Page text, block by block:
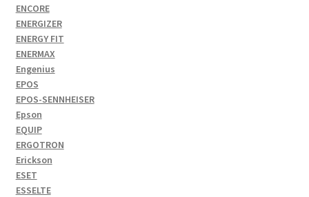
ENCORE
ENERGIZER
ENERGY FIT
ENERMAX
Engenius
EPOS
EPOS-SENNHEISER
Epson
EQUIP
ERGOTRON
Erickson
ESET
ESSELTE